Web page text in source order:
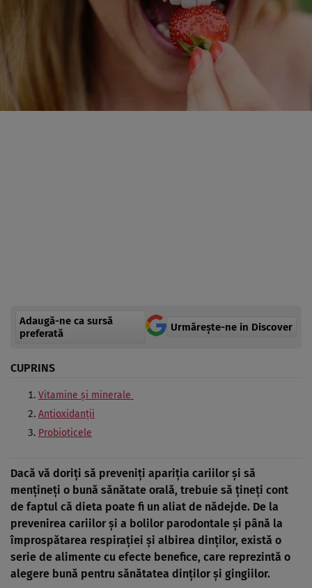
Adaugă-ne ca sursă
preferată
Urmărește-ne in Discover
CUPRINS
Vitamine şi minerale
Antioxidanţii
Probioticele
Dacă vă doriţi să preveniţi apariţia cariilor şi să
menţineţi o bună sănătate orală, trebuie să ţineţi cont
de faptul că dieta poate fi un aliat de nădejde. De la
prevenirea cariilor şi a bolilor parodontale şi până la
împrospătarea respiraţiei şi albirea dinţilor, există o
serie de alimente cu efecte benefice, care reprezintă o
alegere bună pentru sănătatea dinţilor şi gingiilor.